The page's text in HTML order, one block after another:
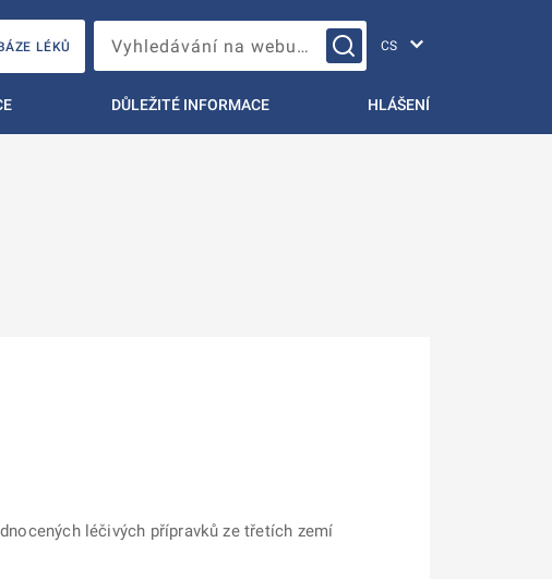
LÉKŮ Vyhledávání na webu…
DŮLEŽITÉ INFORMACE HLÁŠENÍ
léčivých přípravků ze třetích zemí